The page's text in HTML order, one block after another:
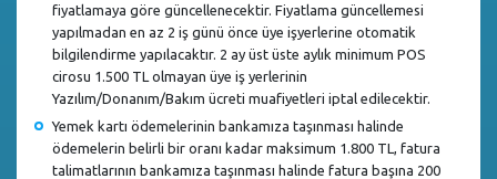
fiyatlamaya göre güncellenecektir. Fiyatlama güncellemesi
yapılmadan en az 2 iş günü önce üye işyerlerine otomatik
bilgilendirme yapılacaktır. 2 ay üst üste aylık minimum POS
cirosu 1.500 TL olmayan üye iş yerlerinin
Yazılım/Donanım/Bakım ücreti muafiyetleri iptal edilecektir.
Yemek kartı ödemelerinin bankamıza taşınması halinde
ödemelerin belirli bir oranı kadar maksimum 1.800 TL, fatura
talimatlarının bankamıza taşınması halinde fatura başına 200